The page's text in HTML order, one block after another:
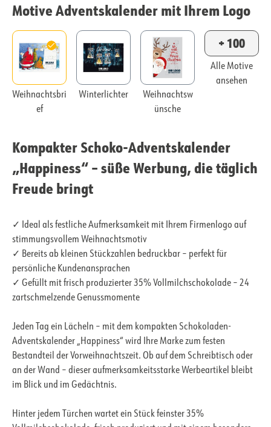
Motive Adventskalender mit Ihrem Logo
Weihnachtsbri
ef
Winterlichter
Weihnachtsw
ünsche
+ 100
Alle Motive
ansehen
Kompakter Schoko-Adventskalender
„Happiness“ – süße Werbung, die täglich
Freude bringt
✓ Ideal als festliche Aufmerksamkeit mit Ihrem Firmenlogo auf
stimmungsvollem Weihnachtsmotiv
✓ Bereits ab kleinen Stückzahlen bedruckbar – perfekt für
persönliche Kundenansprachen
✓ Gefüllt mit frisch produzierter 35% Vollmilchschokolade – 24
zartschmelzende Genussmomente
Jeden Tag ein Lächeln – mit dem kompakten Schokoladen-
Adventskalender „Happiness“ wird Ihre Marke zum festen
Bestandteil der Vorweihnachtszeit. Ob auf dem Schreibtisch oder
an der Wand – dieser aufmerksamkeitsstarke Werbeartikel bleibt
im Blick und im Gedächtnis.
Hinter jedem Türchen wartet ein Stück feinster 35%